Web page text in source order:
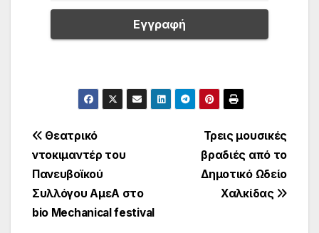
Πλοήγηση
άρθρων
Τρεις μουσικές
βραδιές από το
Δημοτικό Ωδείο
Χαλκίδας
Θεατρικό
ντοκιμαντέρ του
Πανευβοϊκού
Συλλόγου ΑμεΑ στο
bio Mechanical festival